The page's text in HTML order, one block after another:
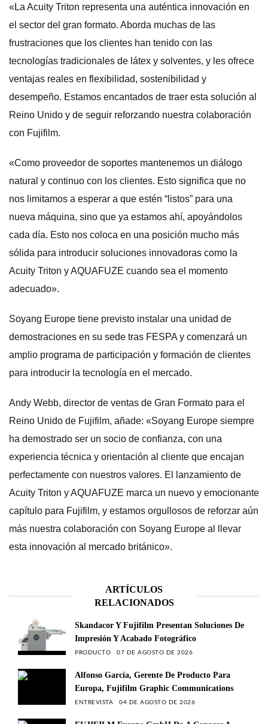
«La Acuity Triton representa una auténtica innovación en
el sector del gran formato. Aborda muchas de las
frustraciones que los clientes han tenido con las
tecnologías tradicionales de látex y solventes, y les ofrece
ventajas reales en flexibilidad, sostenibilidad y
desempeño. Estamos encantados de traer esta solución al
Reino Unido y de seguir reforzando nuestra colaboración
con Fujifilm.
«Como proveedor de soportes mantenemos un diálogo
natural y continuo con los clientes. Esto significa que no
nos limitamos a esperar a que estén “listos” para una
nueva máquina, sino que ya estamos ahí, apoyándolos
cada día. Esto nos coloca en una posición mucho más
sólida para introducir soluciones innovadoras como la
Acuity Triton y AQUAFUZE cuando sea el momento
adecuado».
Soyang Europe tiene previsto instalar una unidad de
demostraciones en su sede tras FESPA y comenzará un
amplio programa de participación y formación de clientes
para introducir la tecnología en el mercado.
Andy Webb, director de ventas de Gran Formato para el
Reino Unido de Fujifilm, añade: «Soyang Europe siempre
ha demostrado ser un socio de confianza, con una
experiencia técnica y orientación al cliente que encajan
perfectamente con nuestros valores. El lanzamiento de
Acuity Triton y AQUAFUZE marca un nuevo y emocionante
capítulo para Fujifilm, y estamos orgullosos de reforzar aún
más nuestra colaboración con Soyang Europe al llevar
esta innovación al mercado británico».
ARTÍCULOS
RELACIONADOS
Skandacor Y Fujifilm Presentan Soluciones De
Impresión Y Acabado Fotográfico
PRODUCTO 07 DE AGOSTO DE 2026
Alfonso García, Gerente De Producto Para
Europa, Fujifilm Graphic Communications
ENTREVISTA 04 DE AGOSTO DE 2026